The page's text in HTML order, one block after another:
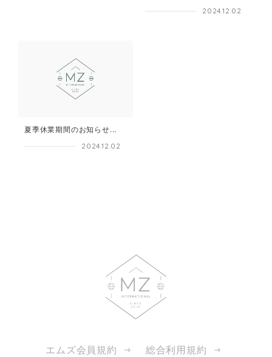
2024.12.02
夏季休業期間のお知らせ...
2024.12.02
エムズ会員規約 総合利用規約